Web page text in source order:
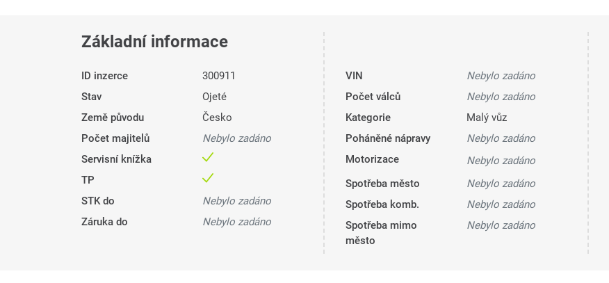
Základní informace
ID inzerce
300911
Stav
Ojeté
Země původu
Česko
Počet majitelů
Nebylo zadáno
Servisní knížka
TP
STK do
Nebylo zadáno
Záruka do
Nebylo zadáno
VIN
Nebylo zadáno
Počet válců
Nebylo zadáno
Kategorie
Malý vůz
Poháněné nápravy
Nebylo zadáno
Motorizace
Nebylo zadáno
Spotřeba město
Nebylo zadáno
Spotřeba komb.
Nebylo zadáno
Spotřeba mimo
město
Nebylo zadáno